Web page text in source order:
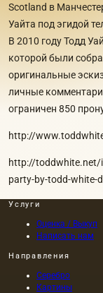
Scotland в
Уайта под эгидой
В 2010 году Тодд
которой были
оригинальные
личные
ограничен 850
http://
http://toddwhite.net/
party-by-todd-white-
Услуги
Оценка / Выкуп
Написать нам
Направления
Серебро
Картины